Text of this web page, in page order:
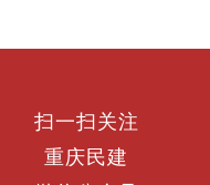
扫一扫关注
重庆民建